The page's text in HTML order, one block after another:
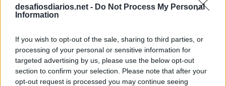
desafiosdiarios.net - Do Not Process My Personal
Information
If you wish to opt-out of the sale, sharing to third parties, or
processing of your personal or sensitive information for
targeted advertising by us, please use the below opt-out
section to confirm your selection. Please note that after your
opt-out request is processed you may continue seeing